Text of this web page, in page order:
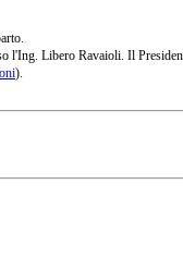
l'Ing. Libero Ravaioli. Il
).